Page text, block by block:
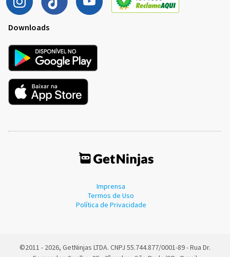
Downloads
Imprensa
Termos de Uso
Política de Privacidade
©2011 - 2026, GetNinjas LTDA. CNPJ 55.744.877/0001-89 - Rua Dr.